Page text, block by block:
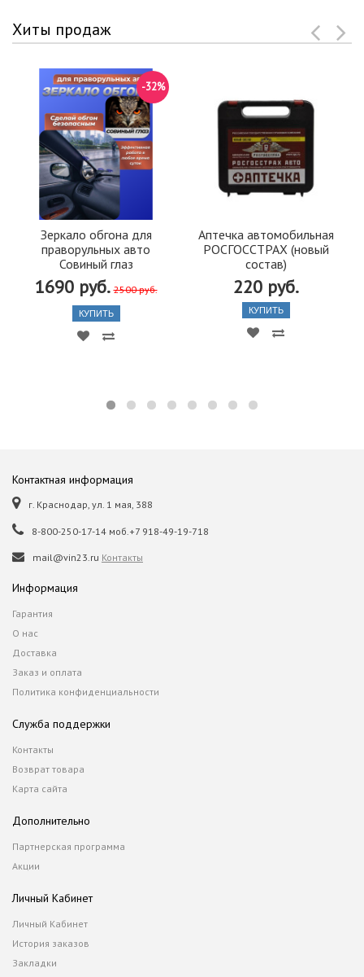
Хиты продаж
Зеркало обгона для
праворульных авто
Совиный глаз
1690 руб. 2500 руб.
-32%
КУПИТЬ
Аптечка автомобильная
РОСГОССТРАХ (новый
состав)
220 руб.
КУПИТЬ
Контактная информация
г. Краснодар, ул. 1 мая, 388
8-800-250-17-14 моб.+7 918-49-19-718
mail@vin23.ru Контакты
Информация
Гарантия
О нас
Доставка
Заказ и оплата
Политика конфиденциальности
Служба поддержки
Контакты
Возврат товара
Карта сайта
Дополнительно
Партнерская программа
Акции
Личный Кабинет
Личный Кабинет
История заказов
Закладки